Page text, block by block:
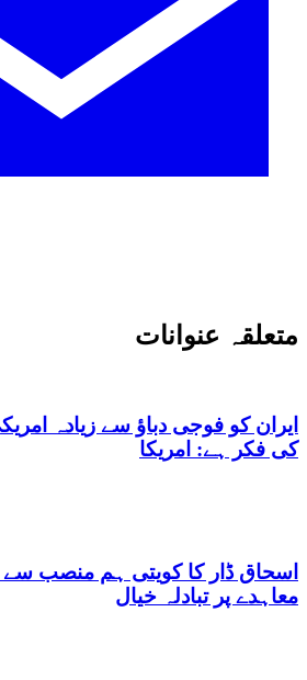
متعلقہ عنوانات
ایران کو فوجی دباؤ سے زیادہ
کی فکر ہے: امریکا
اسحاق ڈار کا کویتی ہم منصب سے
معاہدے پر تبادلہ خیال